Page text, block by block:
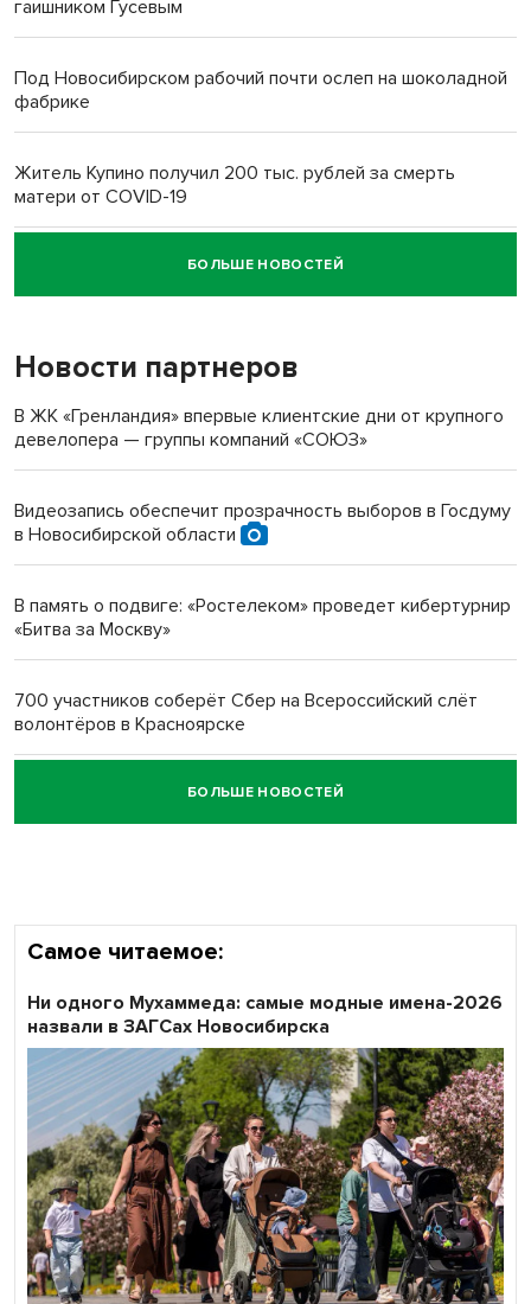
гаишником Гусевым
Под Новосибирском рабочий почти ослеп на шоколадной
фабрике
Житель Купино получил 200 тыс. рублей за смерть
матери от COVID-19
Новосибирский суд наказал водителя за смерть
пенсионерки на вокзале
«Мы живём на пастбище!»: в новосибирском селе лошади
терроризируют жителей
Новосибирский преподаватель с женой вошли в топ-16
БОЛЬШЕ НОВОСТЕЙ
Новости партнеров
В ЖК «Гренландия» впервые клиентские дни от крупного
девелопера — группы компаний «СОЮЗ»
Видеозапись обеспечит прозрачность выборов в Госдуму
в Новосибирской области
В память о подвиге: «Ростелеком» проведет кибертурнир
«Битва за Москву»
700 участников соберёт Сбер на Всероссийский слёт
волонтёров в Красноярске
Честный выбор: видеонаблюдение обеспечит
объективность результатов ЕДГ в Новосибирской
БОЛЬШЕ НОВОСТЕЙ
Самое читаемое:
Ни одного Мухаммеда: самые модные имена-2026
назвали в ЗАГСах Новосибирска